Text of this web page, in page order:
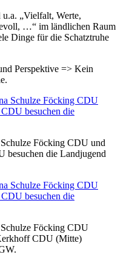
„Vielfalt, Werte,
…“ im ländlichen Raum
Dinge für die Schatztruhe
Perspektive => Kein
Föcking CDU und
die Landjugend
Föcking CDU
CDU (Mitte)